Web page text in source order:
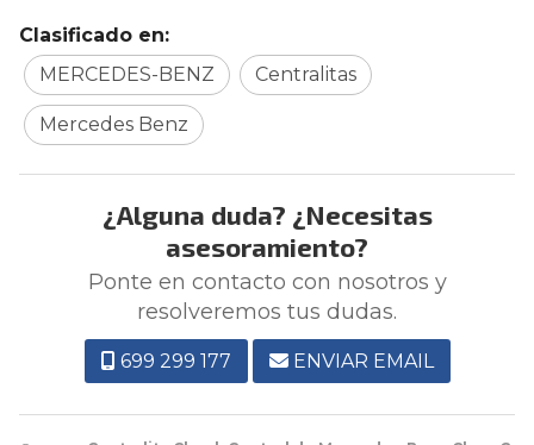
Clasificado en:
MERCEDES-BENZ
Centralitas
Mercedes Benz
¿Alguna duda? ¿Necesitas
asesoramiento?
Ponte en contacto con nosotros y
resolveremos tus dudas.
699 299 177 ENVIAR EMAIL